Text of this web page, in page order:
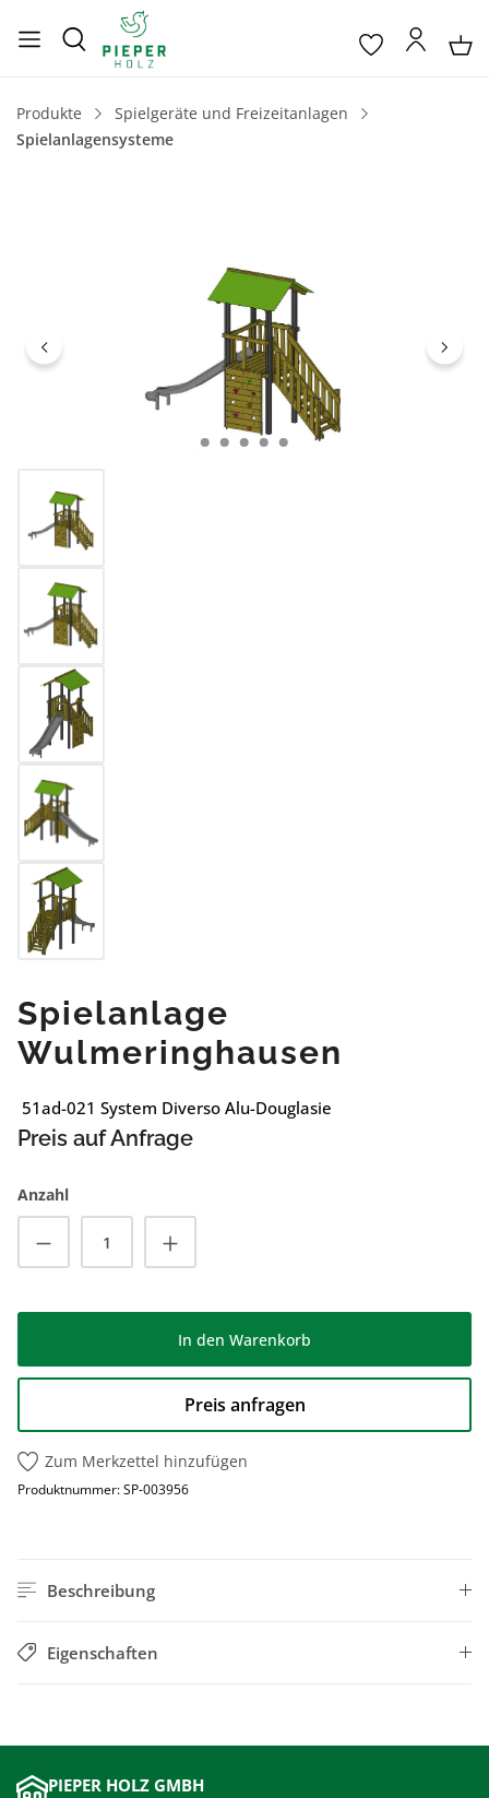
Produkte
Spielgeräte und Freizeitanlagen
Spielanlagensysteme
Spielanlage
Wulmeringhausen
51ad-021 System Diverso Alu-Douglasie
Preis auf Anfrage
Anzahl
Produkt Anzahl: Gib den gewünschten
In den Warenkorb
Preis anfragen
Zum Merkzettel hinzufügen
Produktnummer:SP-003956
Beschreibung
Eigenschaften
PIEPER HOLZ GMBH